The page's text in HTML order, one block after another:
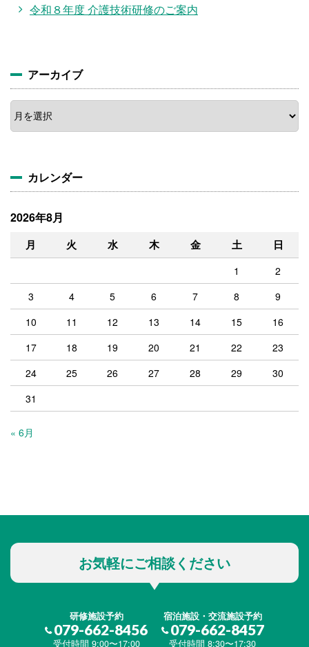
令和８年度 介護技術研修のご案内
アーカイブ
ア
ー
カ
カレンダー
2026年8月
月 火 水 木 金 土 日
1
2
3
4 5 6 7 8
9
10
11 12 13 14 15
16
17
18 19 20 21 22
23
24
25 26 27 28 29
30
31
« 6月
お気軽にご相談ください
研修施設予約
079-662-8456
受付時間 9:00〜17:00
宿泊施設・交流施設予約
079-662-8457
受付時間 8:30〜17:30